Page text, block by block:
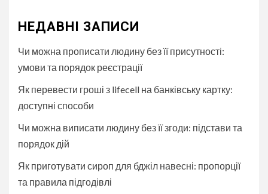
НЕДАВНІ ЗАПИСИ
Чи можна прописати людину без її присутності:
умови та порядок реєстрації
Як перевести гроші з lifecell на банківську картку:
доступні способи
Чи можна виписати людину без її згоди: підстави та
порядок дій
Як приготувати сироп для бджіл навесні: пропорції
та правила підгодівлі